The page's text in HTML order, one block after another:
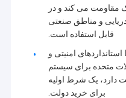
می کند و در
دریایی و مناطق صنعتی
قابل استفاده است.
استانداردهای امنیتی و
متحده برای سیستم
دارد، یک شرط اولیه
برای خرید دولت.